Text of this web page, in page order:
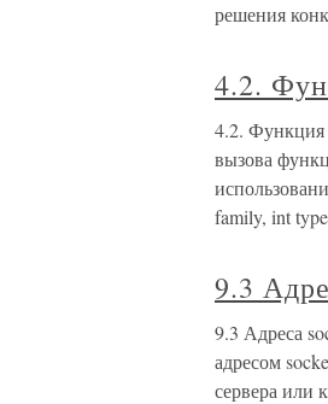
решения
4.2.
4.2. Функция
вызова
family, int
9.3
9.3 Адреса
адресом
сервера или